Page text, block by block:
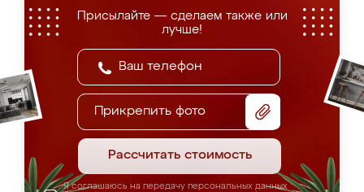
Присылайте — сделаем также или
лучше!
Прикрепить фото
Рассчитать стоимость
Я соглашаюсь на передачу персональных данных